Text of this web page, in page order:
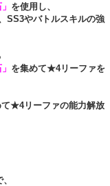
を使用し、
SS3やバトルスキルの強
を集めて★4リーファを
て★4リーファの能力解放